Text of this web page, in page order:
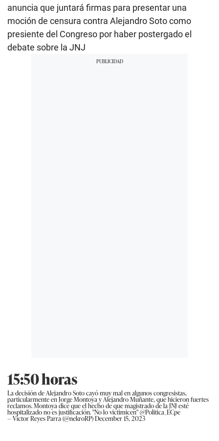
anuncia que juntará firmas para presentar una
moción de censura contra Alejandro Soto como
presiente del Congreso por haber postergado el
debate sobre la JNJ
15:50 horas
La decisión de Alejandro Soto cayó muy mal en algunos congresistas,
particularmente en Jorge Montoya y Alejandro Muñante, que hicieron fuertes
reclamos. Montoya dice que el hecho de que magistrado de la JNJ esté
hospitalizado no es justificación. "No lo victimicen"@Politica_ECpe
— Víctor Reyes Parra (@nekroRP)December 15, 2023